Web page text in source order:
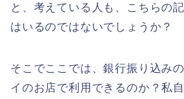
と、考えている人も、こちらの
はいるのではないでしょうか？
そこでここでは、銀行振り込み
イのお店で利用できるのか？私